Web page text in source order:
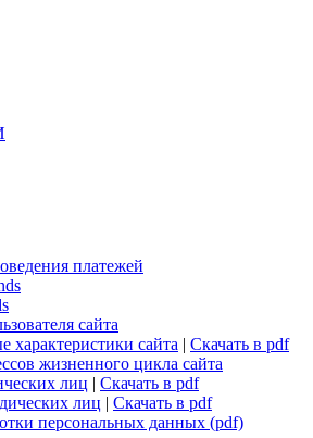
платежей
сайта
характеристики сайта|Скачать в pdf